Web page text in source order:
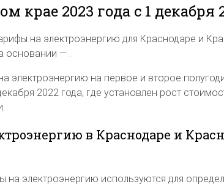
крае 2023 года с 1 декабря
на электроэнергию для Краснодаре и
основании — .
электроэнергию на первое и второе
2022 года, где установлен рост
в Краснодаре и
на электроэнергию используются для